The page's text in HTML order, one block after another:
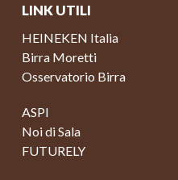
LINK UTILI
HEINEKEN Italia
Birra Moretti
Osservatorio Birra
ASPI
Noi di Sala
FUTURELY